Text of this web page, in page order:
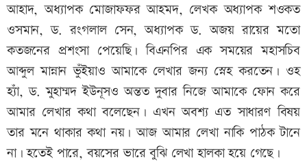
আহাদ, অধ্যাপক মোজাফফর আহমদ, লেখক অধ্যাপক শওকত
ওসমান, ড. রংগলাল সেন, অধ্যাপক ড. অজয় রায়ের মতো
কতজনের প্রশংসা পেয়েছি। বিএনপির এক সময়ের মহাসচিব
আব্দুল মান্নান ভুঁইয়াও আমাকে লেখার জন্য স্নেহ করতেন। ওহ
হ্যাঁ, ড. মুহাম্মদ ইউনূসও অন্তত দুবার নিজে আমাকে ফোন করে
আমার লেখার কথা বলেছেন। এখন অবশ্য এত সাধারণ বিষয়
তার মনে থাকার কথা নয়। আজ আমার লেখা নাকি পাঠক টানে
না। হতেই পারে, বয়সের ভারে বুঝি লেখা হালকা হয়ে গেছে।